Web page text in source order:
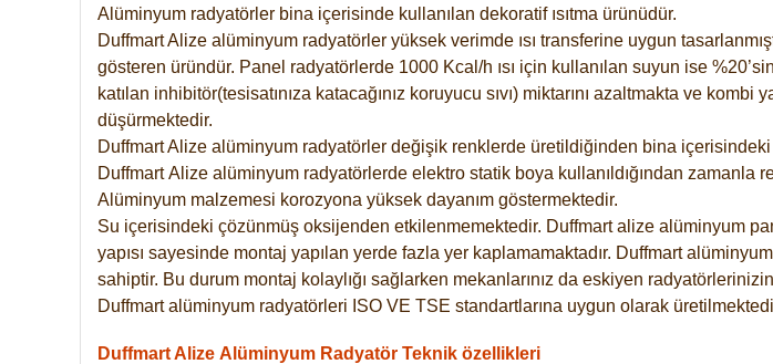
Alüminyum radyatörler bina içerisinde kullanılan dekoratif ısıtma ürünüdür.
Duffmart Alize alüminyum radyatörler yüksek verimde ısı transferine uygun
gösteren üründür. Panel radyatörlerde 1000 Kcal/h ısı için kullanılan suyun ise
katılan inhibitör(tesisatınıza katacağınız koruyucu sıvı) miktarını azaltmakta ve
düşürmektedir.
Duffmart Alize alüminyum radyatörler değişik renklerde üretildiğinden bina
DuffmartAlize alüminyum radyatörlerde elektro statik boya kullanıldığından zamanla
Alüminyum malzemesi korozyona yüksek dayanım göstermektedir.
Su içerisindeki çözünmüş oksijenden etkilenmemektedir. Duffmart alize alüminyum
yapısı sayesinde montaj yapılan yerde fazla yer kaplamamaktadır. Duffmart
sahiptir. Bu durum montaj kolaylığı sağlarken mekanlarınız da eskiyen
Duffmart alüminyum radyatörleri ISO VE TSE standartlarına uygun olarak
Duffmart Alize Alüminyum Radyatör Teknik özellikleri